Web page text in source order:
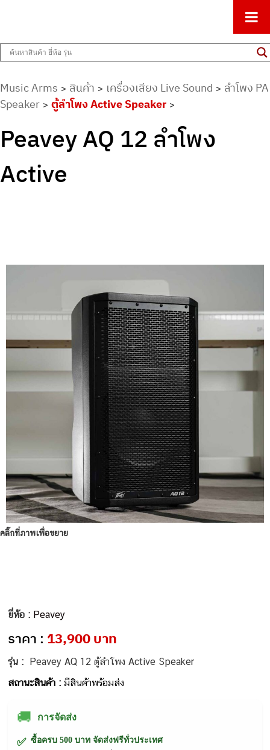
Music Arms
Music Arms > สินค้า > เครื่องเสียง Live Sound > ลำโพง PA
Speaker > ตู้ลำโพง Active Speaker >
Peavey AQ 12 ลำโพง
Active
คลิ๊กที่ภาพเพื่อขยาย
ยี่ห้อ : Peavey
ราคา : 13,900 บาท
รุ่น :
Peavey AQ 12 ตู้ลำโพง Active Speaker
สถานะสินค้า :มีสินค้าพร้อมส่ง
🚚 การจัดส่ง
✅ ซื้อครบ 500 บาท จัดส่งฟรีทั่วประเทศ